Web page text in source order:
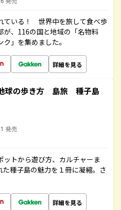
ている！ 世界中を旅して食べ歩
が、116の国と地域の「名物料
」を集めました。
詳細を見る
球の歩き方 島旅 種子島
発売
ットから遊び方、カルチャーま
種子島の魅力を１冊に凝縮。さ
詳細を見る